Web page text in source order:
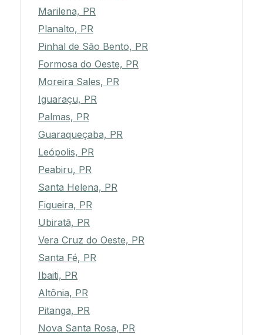
Marilena, PR
Planalto, PR
Pinhal de São Bento, PR
Formosa do Oeste, PR
Moreira Sales, PR
Iguaraçu, PR
Palmas, PR
Guaraqueçaba, PR
Leópolis, PR
Peabiru, PR
Santa Helena, PR
Figueira, PR
Ubiratã, PR
Vera Cruz do Oeste, PR
Santa Fé, PR
Ibaiti, PR
Altônia, PR
Pitanga, PR
Nova Santa Rosa, PR